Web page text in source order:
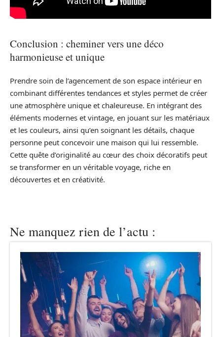
Conclusion : cheminer vers une déco
harmonieuse et unique
Prendre soin de l’agencement de son espace intérieur en
combinant différentes tendances et styles permet de créer
une atmosphère unique et chaleureuse. En intégrant des
éléments modernes et vintage, en jouant sur les matériaux
et les couleurs, ainsi qu’en soignant les détails, chaque
personne peut concevoir une maison qui lui ressemble.
Cette quête d’originalité au cœur des choix décoratifs peut
se transformer en un véritable voyage, riche en
découvertes et en créativité.
Ne manquez rien de l’actu :